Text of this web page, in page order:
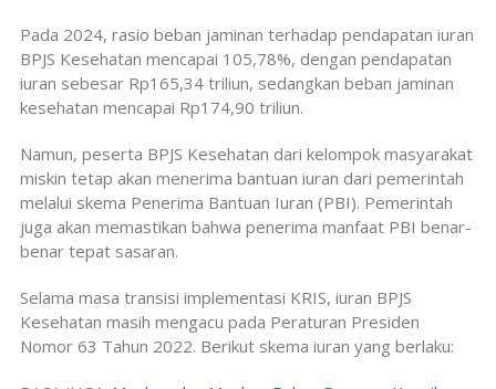
Pada 2024, rasio beban jaminan terhadap pendapatan iuran
BPJS Kesehatan mencapai 105,78%, dengan pendapatan
iuran sebesar Rp165,34 triliun, sedangkan beban jaminan
kesehatan mencapai Rp174,90 triliun.
Namun, peserta BPJS Kesehatan dari kelompok masyarakat
miskin tetap akan menerima bantuan iuran dari pemerintah
melalui skema Penerima Bantuan Iuran (PBI). Pemerintah
juga akan memastikan bahwa penerima manfaat PBI benar-
benar tepat sasaran.
Selama masa transisi implementasi KRIS, iuran BPJS
Kesehatan masih mengacu pada Peraturan Presiden
Nomor 63 Tahun 2022. Berikut skema iuran yang berlaku: